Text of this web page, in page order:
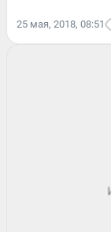
25 мая, 2018, 08:51